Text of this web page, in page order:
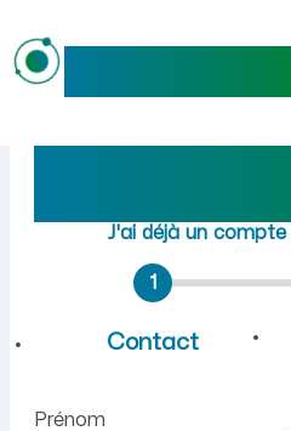
Emploi à
Rejoindre
J'ai déjà un compte
1
Contact
Prénom